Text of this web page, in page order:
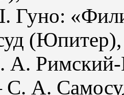
(Юпитер),
Римский-
А.